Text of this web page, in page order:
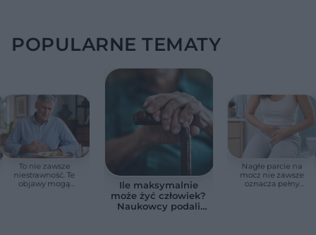
POPULARNE TEMATY
To nie zawsze
niestrawność. Te
objawy mogą
Ile maksymalnie
może żyć człowiek?
Naukowcy podali
Nagłe parcie na
mocz nie zawsze
oznacza pełny